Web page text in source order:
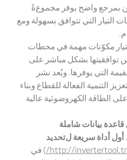
بمرجع واضح يوفر مجموعةً
التيار التي تتوافق بسهولة ومع
.
مكوّنات مهمة في محطات
توافقيتها بشكل مباشر على
التي يوفرها. ويُعد نشر
التنمية الفعالة للقطاع وبناء
الطاقة الكهروضوئية عالية
قاعدة بياناتشاملة
،أول أداة سريعة لتحديد
http://
/) في